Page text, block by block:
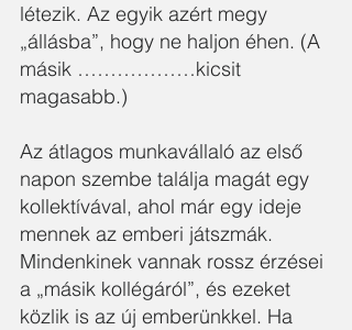
létezik. Az egyik azért megy
„állásba”, hogy ne haljon éhen. (A
másik ………………kicsit
magasabb.)
Az átlagos munkavállaló az első
napon szembe találja magát egy
kollektívával, ahol már egy ideje
mennek az emberi játszmák.
Mindenkinek vannak rossz érzései
a „másik kollégáról”, és ezeket
közlik is az új emberünkkel. Ha